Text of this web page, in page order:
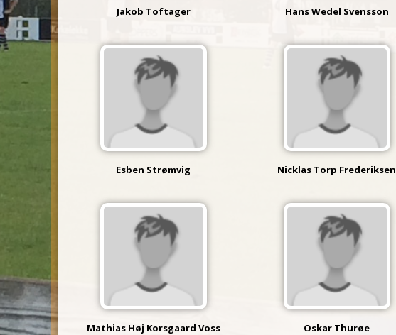
Jakob Toftager Hans Wedel Svensson
Esben Strømvig Nicklas Torp Frederiksen
Mathias Høj Korsgaard Voss Oskar Thurøe